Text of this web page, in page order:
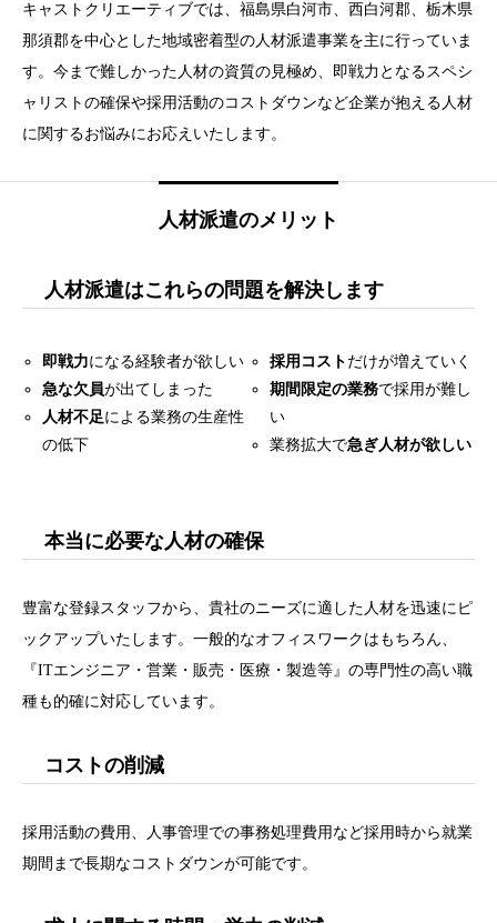
キャストクリエーティブでは、福島県白河市、西白河郡、栃木県
那須郡を中心とした地域密着型の人材派遣事業を主に行っていま
す。今まで難しかった人材の資質の見極め、即戦力となるスペシ
ャリストの確保や採用活動のコストダウンなど企業が抱える人材
に関するお悩みにお応えいたします。
人材派遣のメリット
人材派遣はこれらの問題を解決します
即戦力になる経験者が欲しい
急な欠員が出てしまった
人材不足による業務の生産性
の低下
採用コスト だけが増えていく
期間限定の業務で採用が難し
い
業務拡大で急ぎ人材が欲しい
本当に必要な人材の確保
豊富な登録スタッフから、貴社のニーズに適した人材を迅速にピ
ックアップいたします。一般的なオフィスワークはもちろん、
『ITエンジニア・営業・販売・医療・製造等』の専門性の高い職
種も的確に対応しています。
コストの削減
採用活動の費用、人事管理での事務処理費用など採用時から就業
期間まで長期なコストダウンが可能です。